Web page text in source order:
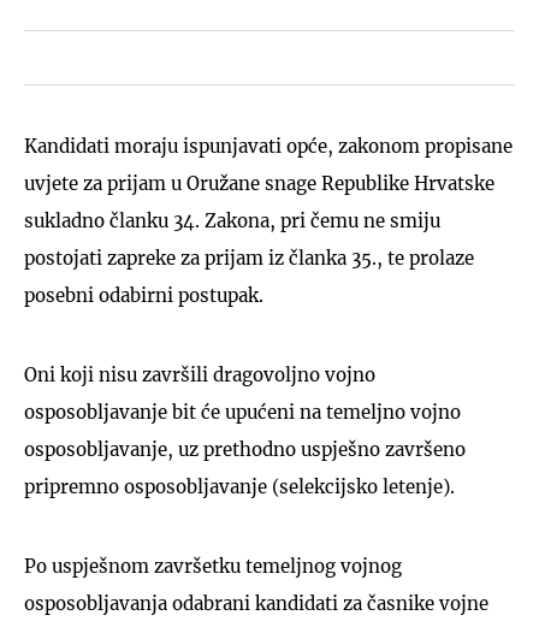
Kandidati moraju ispunjavati opće, zakonom propisane
uvjete za prijam u Oružane snage Republike Hrvatske
sukladno članku 34. Zakona, pri čemu ne smiju
postojati zapreke za prijam iz članka 35., te prolaze
posebni odabirni postupak.
Oni koji nisu završili dragovoljno vojno
osposobljavanje bit će upućeni na temeljno vojno
osposobljavanje, uz prethodno uspješno završeno
pripremno osposobljavanje (selekcijsko letenje).
Po uspješnom završetku temeljnog vojnog
osposobljavanja odabrani kandidati za časnike vojne